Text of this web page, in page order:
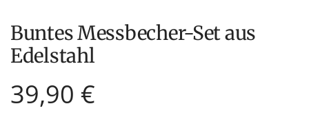
Buntes Messbecher-Set aus
Edelstahl
Regulärer
39,90 €